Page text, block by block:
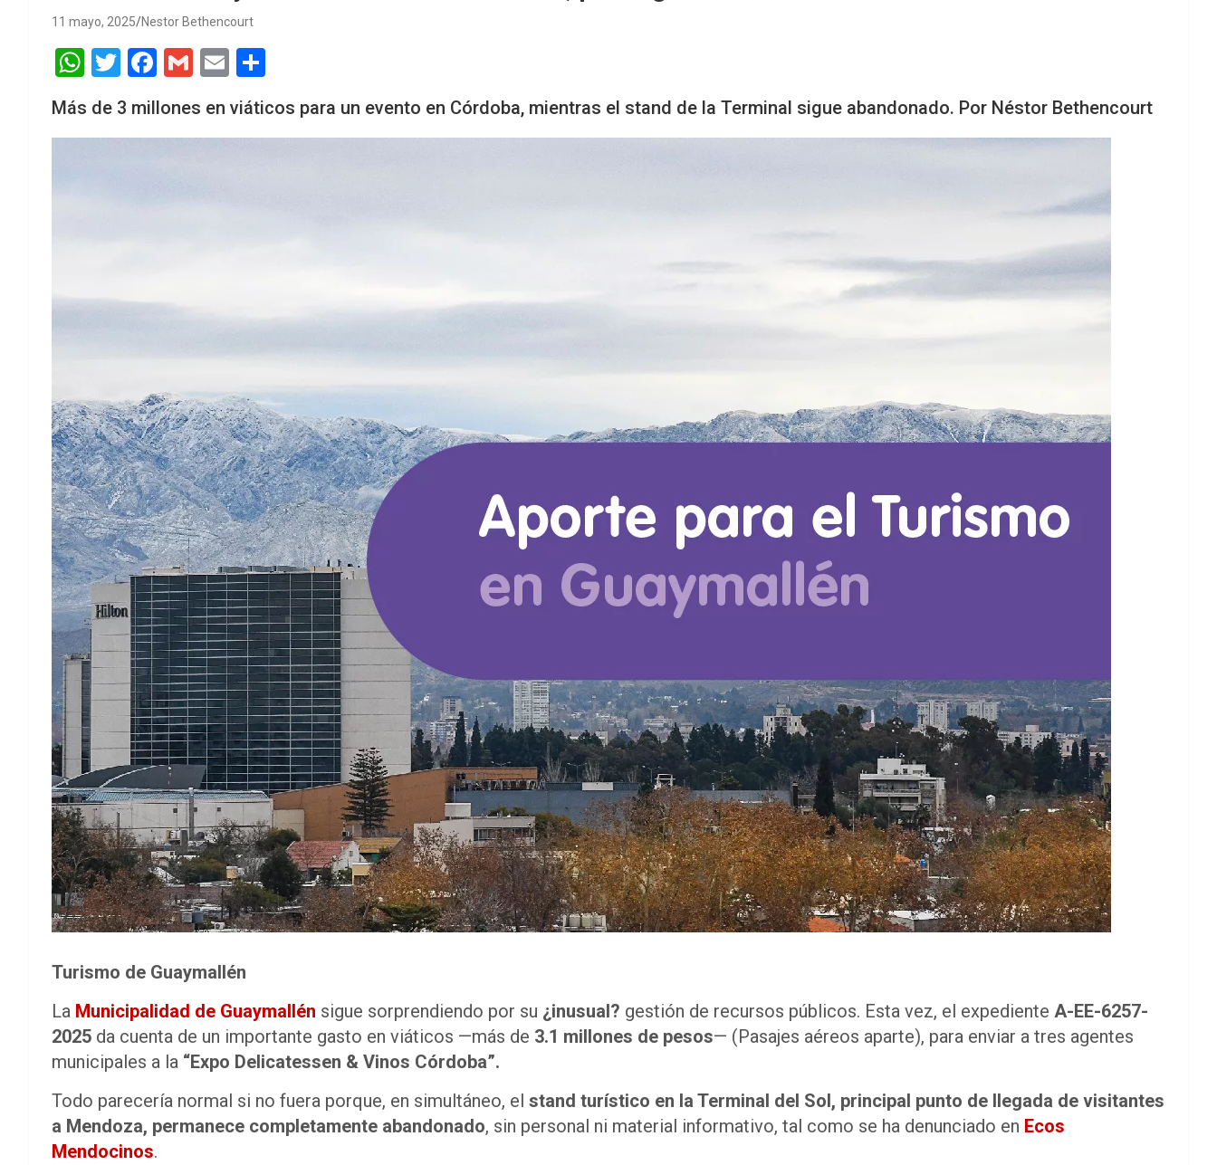
11 mayo, 2025 Nestor Bethencourt
W
h
at
s
T
wi
tt
er
F
a
ce
b
o
G
ail
E
m
ail ar
e
Más de 3 millones en viáticos para un evento en Córdoba, mientras el stand de la Terminal sigue abandonado. Por Néstor Bethencourt
Turismo de Guaymallén
La Municipalidad de Guaymallén sigue sorprendiendo por su ¿inusual? gestión de recursos públicos. Esta vez, el expediente A-EE-6257-
2025 da cuenta de un importante gasto en viáticos —más de 3.1 millones de pesos— (Pasajes aéreos aparte), para enviar a tres agentes
municipales a la “Expo Delicatessen & Vinos Córdoba”.
Todo parecería normal si no fuera porque, en simultáneo, el stand turístico en la Terminal del Sol, principal punto de llegada de visitantes
a Mendoza, permanece completamente abandonado, sin personal ni material informativo, tal como se ha denunciado en Ecos
Mendocinos.